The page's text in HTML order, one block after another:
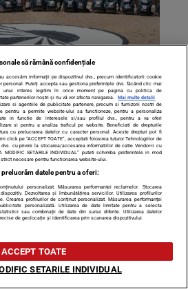
la Asia Express, de la Antena
a refuzat oferta financiară a
postului tv
să rămână confidențiale
accesăm informații pe dispozitivul dvs., precum identificatorii cookie
personal. Puteți accepta sau gestiona preferințele dvs. făcând clic mai
unui interes legitim în orice moment pe pagina cu politica de
partenerilor noștri și nu vă vor afecta navigarea.
Mai multe detalii
si agentiile de publicitate partenere, precum si furnizorii nostri de
pentru a permite website-ului sa functioneze, pentru a personaliza
in functie de interesele si/sau profilul dvs., pentru a va oferi
si pentru a analiza traficul pe website. Beneficiati de drepturile
cu prelucrarea datelor cu caracter personal. Aceste drepturi pot fi
click pe “ACCEPT TOATE”, acceptati folosirea tuturor Tehnologiilor de
cu privire la stocarea/accesarea informatiilor de catre Vendor-ii cu
SETARILE INDIVIDUAL” puteti schimba preferintele in mod
necesare pentru functionarea website-ului.
datele pentru a oferi:
personalizat. Măsurarea performanței reclamelor. Stocarea
Dezvoltarea și îmbunătățirea serviciilor. Utilizarea profilurilor
Crearea profilurilor de conținut personalizat. Măsurarea performanței
personalizată. Utilizarea de date limitate pentru a selecta
sau combinații de date din surse diferite. Utilizarea datelor
de geolocație și identificarea prin scanarea dispozitivului.
ACCEPT TOATE
SETARILE INDIVIDUAL